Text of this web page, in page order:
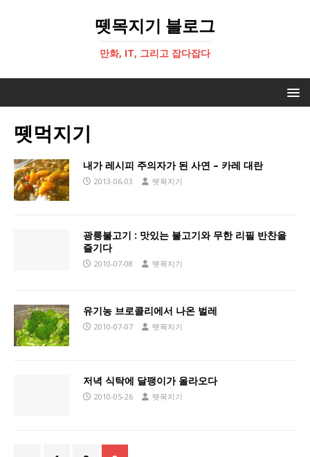
뗏목지기 블로그
만화, IT, 그리고 잡다잡다
뗏먹지기
내가 레시피 주의자가 된 사연 – 카레 대란
2013-06-03 뗏목지기
광릉불고기 : 맛있는 불고기와 무한 리필 반찬을
즐기다
2010-07-08 뗏목지기
유기농 브로콜리에서 나온 벌레
2010-07-07 뗏목지기
저녁 식탁에 달팽이가 올라오다
2010-05-26 뗏목지기